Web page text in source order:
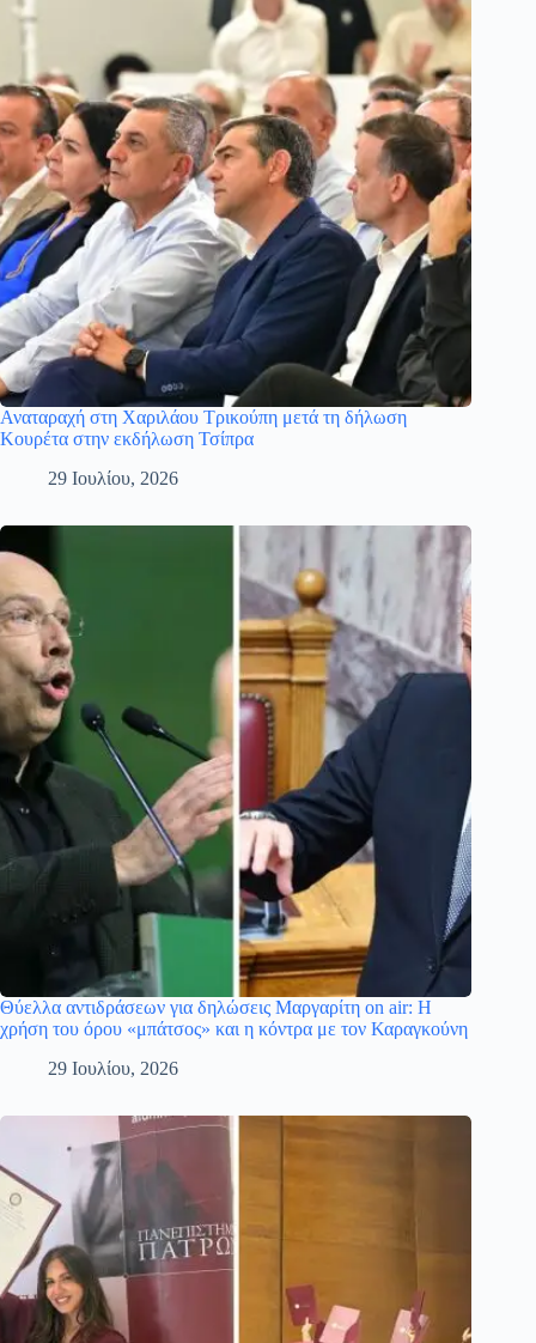
Αναταραχή στη Χαριλάου Τρικούπη μετά τη δήλωση
Κουρέτα στην εκδήλωση Τσίπρα
29 Ιουλίου, 2026
Θύελλα αντιδράσεων για δηλώσεις Μαργαρίτη on air: Η
χρήση του όρου «μπάτσος» και η κόντρα με τον Καραγκούνη
29 Ιουλίου, 2026